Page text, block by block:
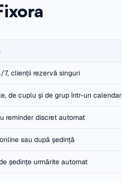
7, clienții rezervă singuri
de cuplu și de grup într-un calendar
reminder discret automat
sau după ședință
ședințe urmărite automat